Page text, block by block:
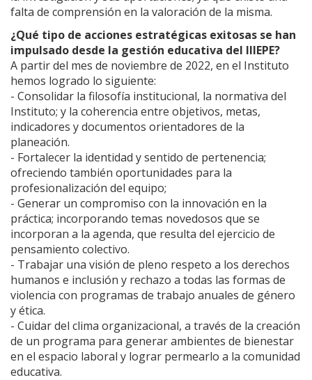
falta de comprensión en la valoración de la misma.
¿Qué tipo de acciones estratégicas exitosas se han
impulsado desde la gestión educativa del IIIEPE?
A partir del mes de noviembre de 2022, en el Instituto
hemos logrado lo siguiente:
- Consolidar la filosofía institucional, la normativa del
Instituto; y la coherencia entre objetivos, metas,
indicadores y documentos orientadores de la
planeación.
- Fortalecer la identidad y sentido de pertenencia;
ofreciendo también oportunidades para la
profesionalización del equipo;
- Generar un compromiso con la innovación en la
práctica; incorporando temas novedosos que se
incorporan a la agenda, que resulta del ejercicio de
pensamiento colectivo.
- Trabajar una visión de pleno respeto a los derechos
humanos e inclusión y rechazo a todas las formas de
violencia con programas de trabajo anuales de género
y ética.
- Cuidar del clima organizacional, a través de la creación
de un programa para generar ambientes de bienestar
en el espacio laboral y lograr permearlo a la comunidad
educativa.